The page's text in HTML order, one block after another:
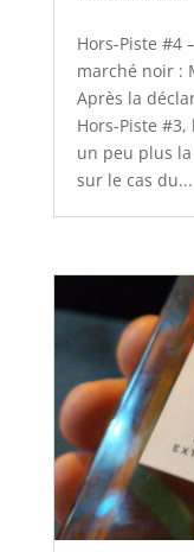
Hors-Piste #4
marché noir :
Après la
Hors-Piste
un peu plus la
sur le cas du...